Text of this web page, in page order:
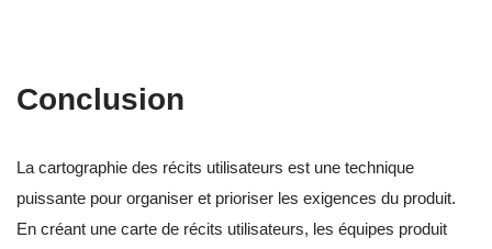
Conclusion
La cartographie des récits utilisateurs est une technique
puissante pour organiser et prioriser les exigences du produit.
En créant une carte de récits utilisateurs, les équipes produit